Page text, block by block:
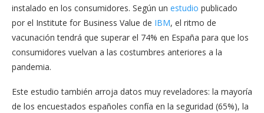
instalado en los consumidores. Según un estudio publicado
por el Institute for Business Value de IBM, el ritmo de
vacunación tendrá que superar el 74% en España para que los
consumidores vuelvan a las costumbres anteriores a la
pandemia.
Este estudio también arroja datos muy reveladores: la mayoría
de los encuestados españoles confía en la seguridad (65%), la